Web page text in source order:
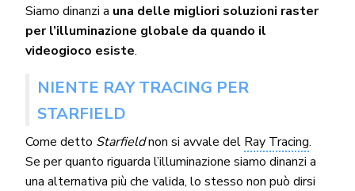
Siamo dinanzi a una delle migliori soluzioni raster
per l’illuminazione globale da quando il
videogioco esiste.
NIENTE RAY TRACING PER
STARFIELD
Come detto Starfieldnon si avvale del Ray Tracing.
Se per quanto riguarda l’illuminazione siamo dinanzi a
una alternativa più che valida, lo stesso non può dirsi